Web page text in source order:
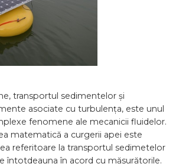
transportul sedimentelor și
asociate cu turbulența, este unul
fenomene ale mecanicii fluidelor.
matematică a curgerii apei este
referitoare la transportul sedimetelor
întotdeauna în acord cu măsurătorile.